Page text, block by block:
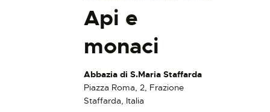
Api e
monaci
Abbazia di S.Maria Staffarda
Piazza Roma, 2, Frazione
Staffarda, Italia